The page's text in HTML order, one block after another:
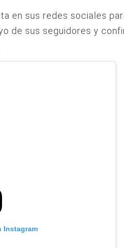
en sus redes sociales
de sus seguidores y
Instagram